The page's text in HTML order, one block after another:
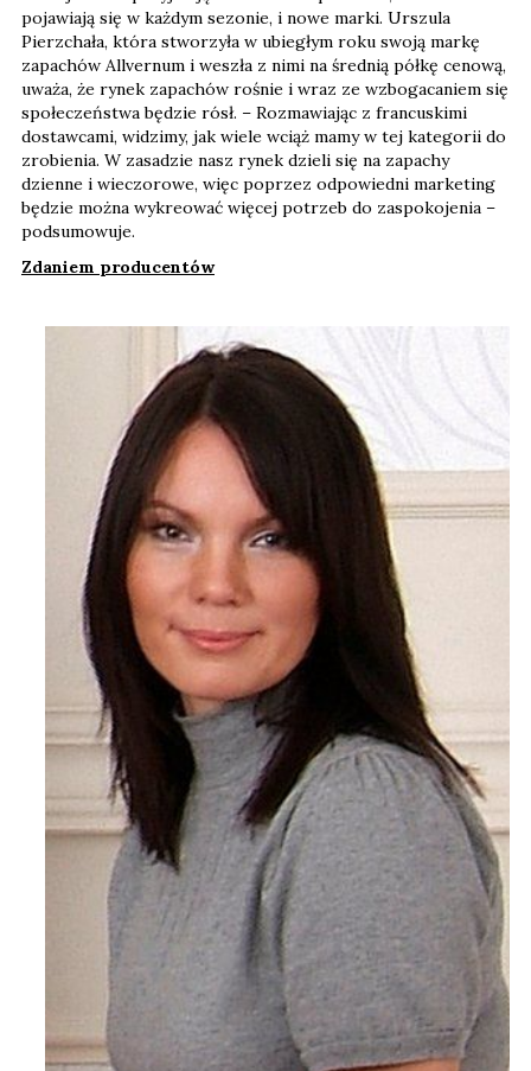
pojawiają się w każdym sezonie, i nowe marki. Urszula
Pierzchała, która stworzyła w ubiegłym roku swoją markę
zapachów Allvernum i weszła z nimi na średnią półkę cenową,
uważa, że rynek zapachów rośnie i wraz ze wzbogacaniem się
społeczeństwa będzie rósł. – Rozmawiając z francuskimi
dostawcami, widzimy, jak wiele wciąż mamy w tej kategorii do
zrobienia. W zasadzie nasz rynek dzieli się na zapachy
dzienne i wieczorowe, więc poprzez odpowiedni marketing
będzie można wykreować więcej potrzeb do zaspokojenia –
podsumowuje.
Zdaniem producentów